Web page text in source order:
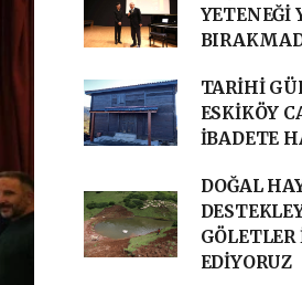
YETENEĞİ
TARİHİ
ESKİKÖY
İBADETE
DOĞAL
GÖLETLER
EDİYORUZ